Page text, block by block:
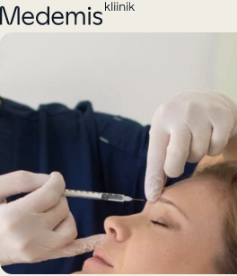
Siirry
sisältöön